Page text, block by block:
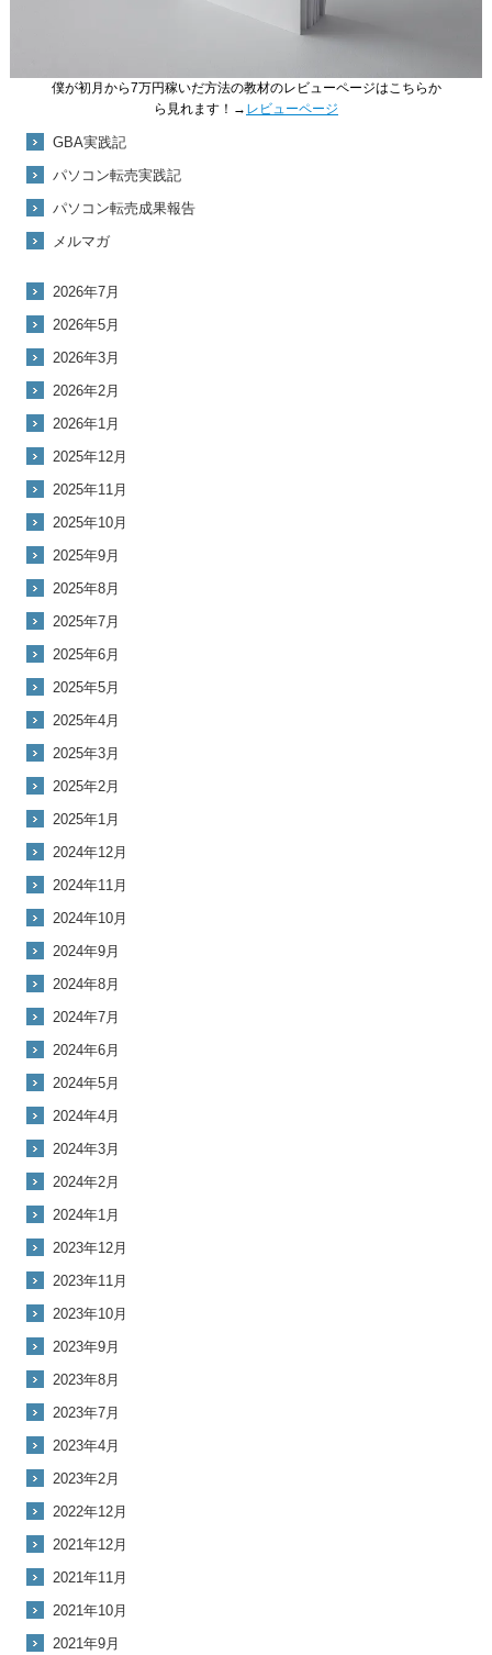
僕が初月から7万円稼いだ方法の教材のレビューページはこちらか
ら見れます！→ レビューページ
GBA実践記
パソコン転売実践記
パソコン転売成果報告
メルマガ
2026年7月
2026年5月
2026年3月
2026年2月
2026年1月
2025年12月
2025年11月
2025年10月
2025年9月
2025年8月
2025年7月
2025年6月
2025年5月
2025年4月
2025年3月
2025年2月
2025年1月
2024年12月
2024年11月
2024年10月
2024年9月
2024年8月
2024年7月
2024年6月
2024年5月
2024年4月
2024年3月
2024年2月
2024年1月
2023年12月
2023年11月
2023年10月
2023年9月
2023年8月
2023年7月
2023年4月
2023年2月
2022年12月
2021年12月
2021年11月
2021年10月
2021年9月